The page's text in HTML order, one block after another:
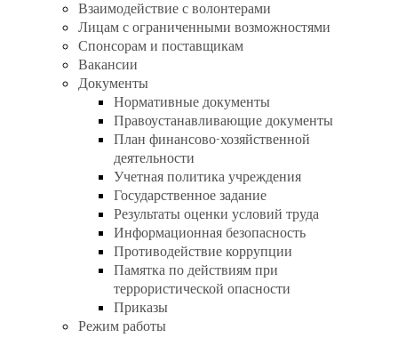
Взаимодействие с волонтерами
Лицам с ограниченными возможностями
Спонсорам и поставщикам
Вакансии
Документы
Нормативные документы
Правоустанавливающие документы
План финансово-хозяйственной
деятельности
Учетная политика учреждения
Государственное задание
Результаты оценки условий труда
Информационная безопасность
Противодействие коррупции
Памятка по действиям при
террористической опасности
Приказы
Режим работы